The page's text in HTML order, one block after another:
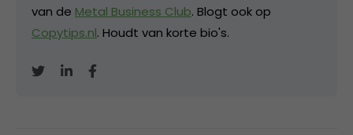
van de Metal Business Club. Blogt ook op
Copytips.nl. Houdt van korte bio's.